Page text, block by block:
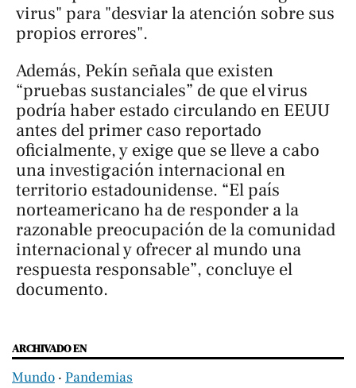
virus" para "desviar la atención sobre sus
propios errores".
Además, Pekín señala que existen
“pruebas sustanciales” de que el virus
podría haber estado circulando en EEUU
antes del primer caso reportado
oficialmente, y exige que se lleve a cabo
una investigación internacional en
territorio estadounidense. “El país
norteamericano ha de responder a la
razonable preocupación de la comunidad
internacional y ofrecer al mundo una
respuesta responsable”, concluye el
documento.
ARCHIVADO EN
Mundo ‧ Pandemias